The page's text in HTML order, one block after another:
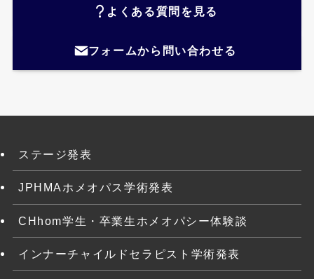
よくある質問を見る
フォームから問い合わせる
ステージ発表
JPHMAホメオパス学術発表
CHhom学生・卒業生ホメオパシー体験談
インナーチャイルドセラピスト学術発表